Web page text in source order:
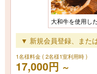
大和牛を使用し
▼ 新規会員登録、また
1名様料金( 2名様1室利用時 )
17,000円 ～